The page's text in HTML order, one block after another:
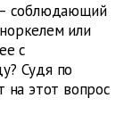
соблюдающий
или
с
Судя по
на этот вопрос